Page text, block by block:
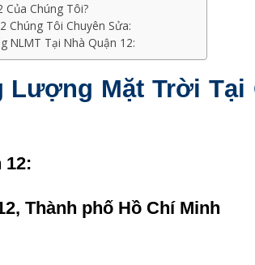
Của Chúng Tôi?
Chúng Tôi Chuyên Sửa:
NLMT Tại Nhà Quận 12:
Mặt Trời Tại
12:
Thành phố Hồ Chí Minh